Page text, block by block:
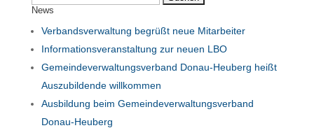
nach:
News
Verbandsverwaltung begrüßt neue Mitarbeiter
Informationsveranstaltung zur neuen LBO
Gemeindeverwaltungsverband Donau-Heuberg heißt
Auszubildende willkommen
Ausbildung beim Gemeindeverwaltungsverband
Donau-Heuberg